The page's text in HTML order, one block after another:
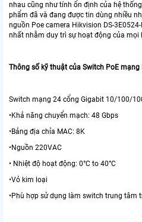
nhau cũng như tính ổn định của hệ
phẩm đã và đang được tin dùng nhiều
nguồn Poe camera Hikvision DS-
nhất nhằm duy trì sự hoạt động của mọi
Thông số kỹ thuật của Switch PoE mạng
Switch mạng 24 cổng Gigabit 10/100/
•Khả năng chuyển mạch: 48 Gbps
•Bảng địa chỉa MAC: 8K
•Nguồn 220VAC
• Nhiệt độ hoạt động: 0°C to 40°C
•Vỏ kim loại
•Phù hợp sử dụng làm switch trung tâm